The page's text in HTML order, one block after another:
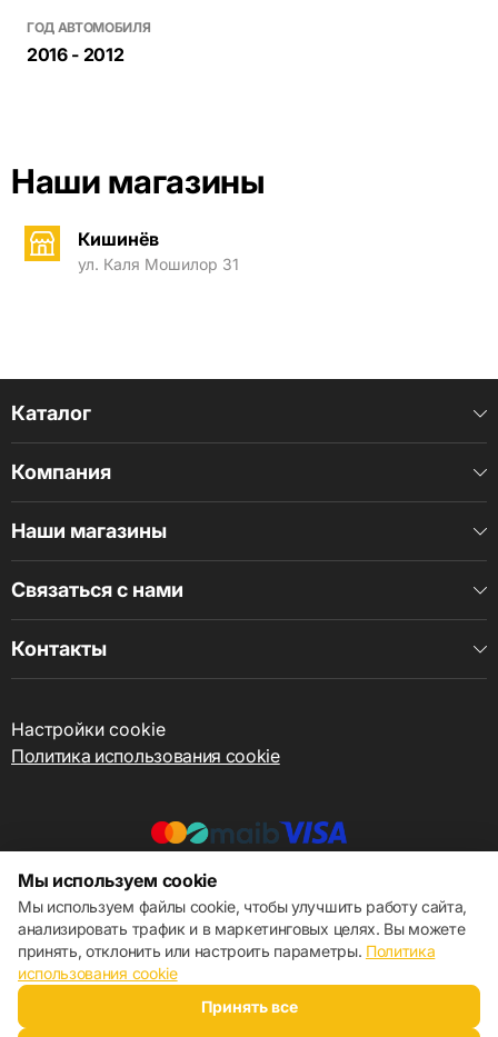
ГОД АВТОМОБИЛЯ
2016 - 2012
Наши магазины
Кишинёв
ул. Каля Мошилор 31
Каталог
Компания
Наши магазины
Связаться с нами
Контакты
Настройки cookie
Политика использования cookie
© 2013 – 2026 ECOM
Мы используем cookie
Мы используем файлы cookie, чтобы улучшить работу сайта,
анализировать трафик и в маркетинговых целях. Вы можете
принять, отклонить или настроить параметры. Политика
использования cookie
Принять все